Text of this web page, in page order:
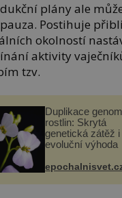
plány ale
Postihuje
okolností
aktivity
tzv.
Duplikace
rostlin: Skrytá
genetická zátěž i
evoluční výhoda